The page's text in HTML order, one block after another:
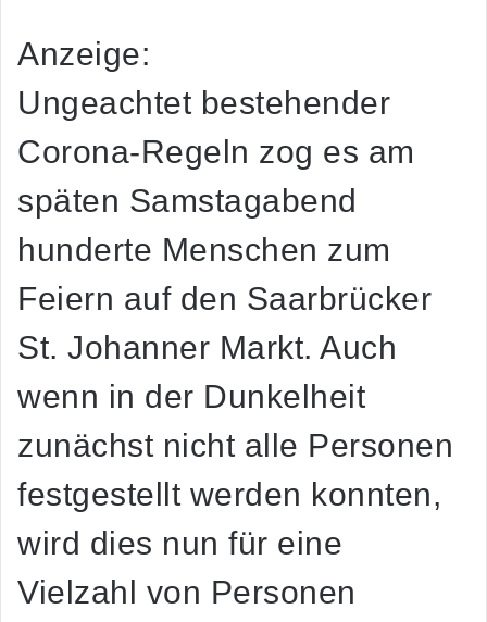
Anzeige:
Ungeachtet bestehender
Corona-Regeln zog es am
späten Samstagabend
hunderte Menschen zum
Feiern auf den Saarbrücker
St. Johanner Markt. Auch
wenn in der Dunkelheit
zunächst nicht alle Personen
festgestellt werden konnten,
wird dies nun für eine
Vielzahl von Personen